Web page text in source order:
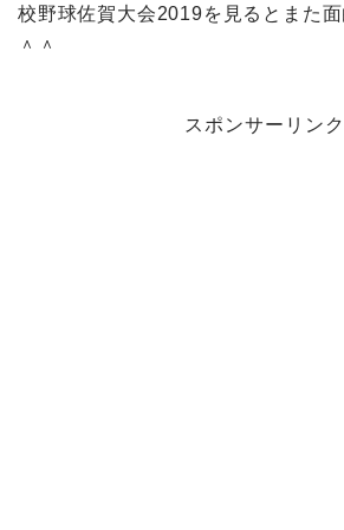
校野球佐賀大会2019を見るとまた
＾＾
スポンサーリンク